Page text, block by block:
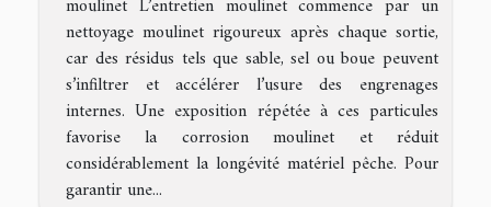
moulinet L’entretien moulinet commence par un
nettoyage moulinet rigoureux après chaque sortie,
car des résidus tels que sable, sel ou boue peuvent
s’infiltrer et accélérer l’usure des engrenages
internes. Une exposition répétée à ces particules
favorise la corrosion moulinet et réduit
considérablement la longévité matériel pêche. Pour
garantir une...